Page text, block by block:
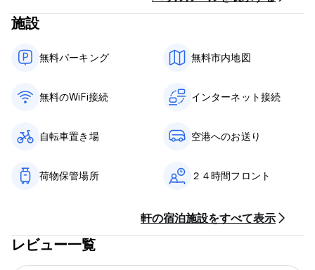
施設
無料パーキング 無料市内地図
無料のWiFi接続 インターネット接続
自転車置き場 空港へのお送り
荷物保管場所 ２４時間フロント
軒の宿泊施設をすべて表示
レビュー一覧